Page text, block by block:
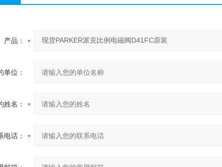
产品：
单位：
姓名：
电话：